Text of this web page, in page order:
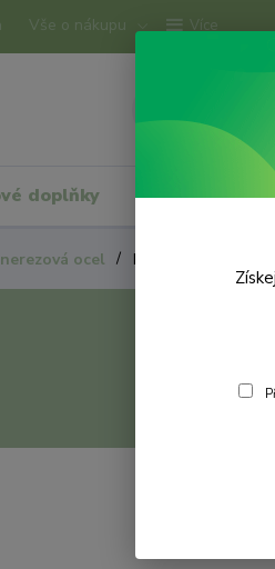
Vše o nákupu Více
doplňky Náramky
ocel Pomněnky